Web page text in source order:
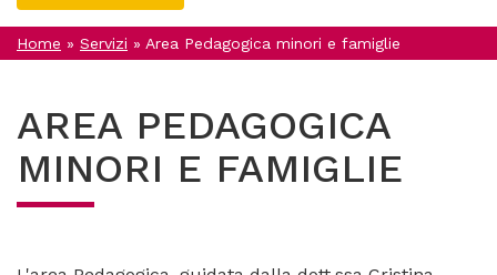
in
nuova
in
una
nuova
Home » Servizi » Area Pedagogica minori e famiglie
AREA PEDAGOGICA
MINORI E FAMIGLIE